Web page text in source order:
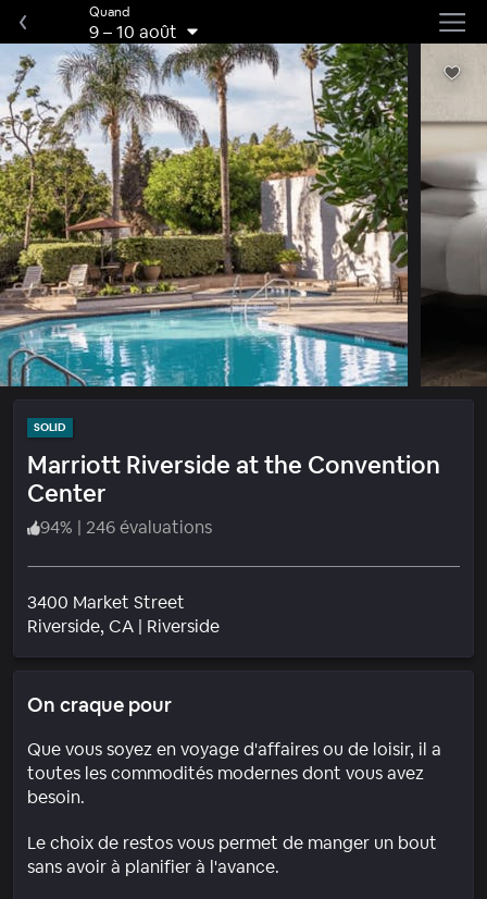
Quand
9–10 août
SOLID
Marriott Riverside at the Convention
Center
94% | 246 évaluations
3400 Market Street
Riverside, CA | RiversideQuartier
On craque pour
Que vous soyez en voyage d'affaires ou de loisir, il a
toutes les commodités modernes dont vous avez
besoin.
Le choix de restos vous permet de manger un bout
sans avoir à planifier à l'avance.